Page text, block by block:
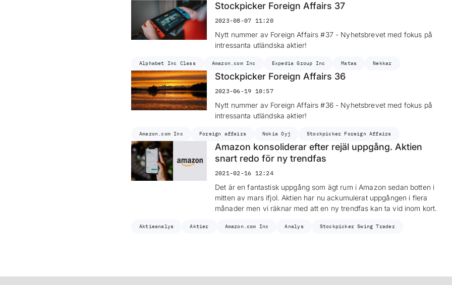
Stockpicker Foreign Affairs 37
2023-08-07 11:20
Nytt nummer av Foreign Affairs #37 - Nyhetsbrevet med fokus på
intressanta utländska aktier!
Alphabet Inc Class Amazon.com Inc Expedia Group Inc Matas Nekkar
Stockpicker Foreign Affairs 36
2023-06-19 10:57
Nytt nummer av Foreign Affairs #36 - Nyhetsbrevet med fokus på
intressanta utländska aktier!
Amazon.com Inc Foreign affairs Nokia Oyj Stockpicker Foreign Affairs
Amazon konsoliderar efter rejäl uppgång. Aktien
snart redo för ny trendfas
2021-02-16 12:24
Det är en fantastisk uppgång som ägt rum i Amazon sedan botten i
mitten av mars ifjol. Aktien har nu ackumulerat uppgången i flera
månader men vi räknar med att en ny trendfas kan ta vid inom kort.
Aktieanalys Aktier Amazon.com Inc Analys Stockpicker Swing Trader